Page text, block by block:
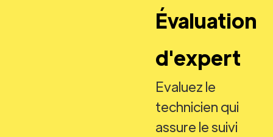
Évaluation
d'expert
Evaluez le
technicien qui
assure le suivi